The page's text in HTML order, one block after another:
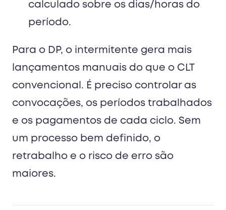
calculado sobre os dias/horas do
período.
Para o DP, o intermitente gera mais
lançamentos manuais do que o CLT
convencional. É preciso controlar as
convocações, os períodos trabalhados
e os pagamentos de cada ciclo. Sem
um processo bem definido, o
retrabalho e o risco de erro são
maiores.